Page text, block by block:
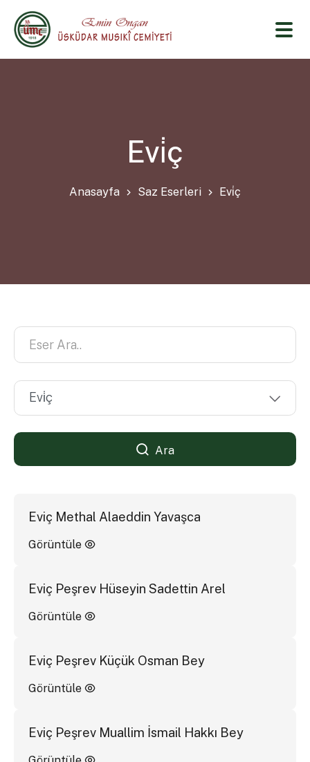
Evi̇ç
Anasayfa Saz Eserleri Evi̇ç
Ara
Eviç Methal Alaeddin Yavaşca
Görüntüle
Eviç Peşrev Hüseyin Sadettin Arel
Görüntüle
Eviç Peşrev Küçük Osman Bey
Görüntüle
Eviç Peşrev Muallim İsmail Hakkı Bey